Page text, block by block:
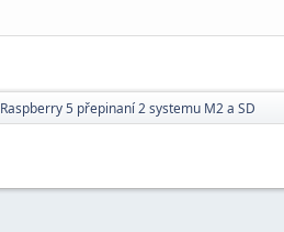
Raspberry 5 přepinaní 2 systemu M2 a SD